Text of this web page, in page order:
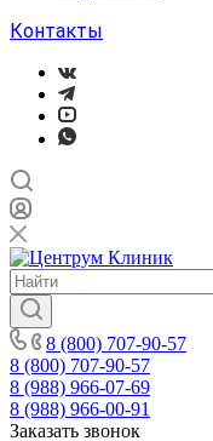
Контакты
8 (800) 707-90-57
8 (800) 707-90-57
8 (988) 966-07-69
8 (988) 966-00-91
Заказать звонок